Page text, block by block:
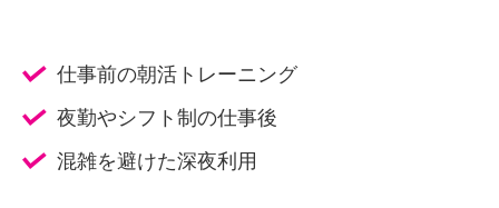
仕事前の朝活トレーニング
夜勤やシフト制の仕事後
混雑を避けた深夜利用